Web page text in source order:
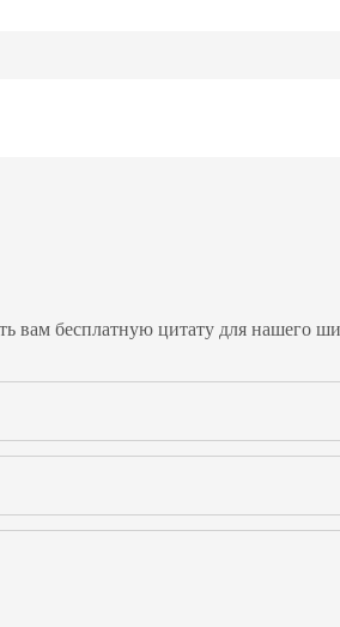
вам бесплатную цитату для нашего